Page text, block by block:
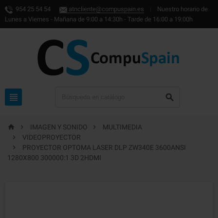
954 25 54 54 atncliente@compuspain.es
Nuestro horario de
Lunes a Viernes - Mañana de 9:00 a 14:30h - Tarde de 16:00 a 19:00h
 
  IMAGEN Y SONIDO 
MULTIMEDIA

VIDEOPROYECTOR

PROYECTOR OPTOMA LASER DLP ZW340E 3600ANSI
1280X800 300000:1 3D 2HDMI